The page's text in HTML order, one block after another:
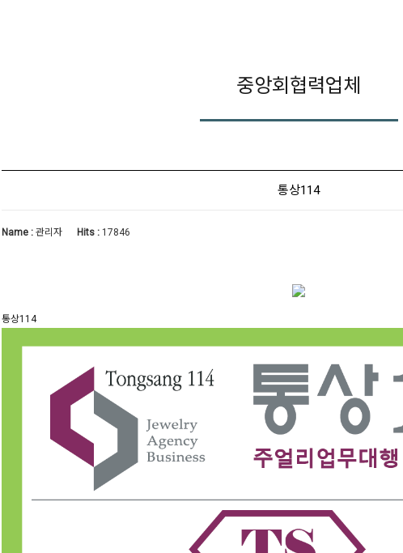
중앙회협력업체
통상114
Name :관리자 Hits :17846
통상114